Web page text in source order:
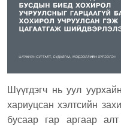
Шүүгдэгч нь уул
хариуцсан хэлтсийн
бусаар гар аргаар